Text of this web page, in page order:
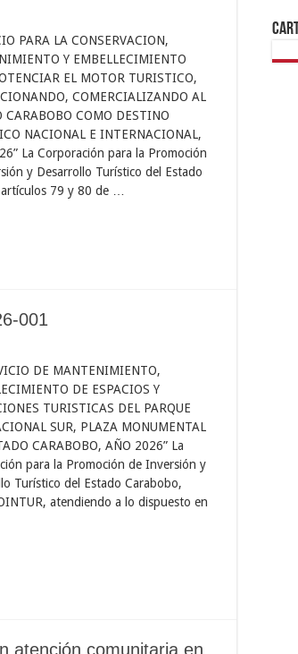
PARA LA CONSERVACION,
Y EMBELLECIMIENTO
EL MOTOR TURISTICO,
COMERCIALIZANDO AL
CARABOBO COMO DESTINO
NACIONAL E INTERNACIONAL,
La Corporación para la Promoción
y Desarrollo Turístico del Estado
79 y 80 de …
001
DE MANTENIMIENTO,
DE ESPACIOS Y
TURISTICAS DEL PARQUE
SUR, PLAZA MONUMENTAL
CARABOBO, AÑO 2026” La
para la Promoción de Inversión y
Turístico del Estado Carabobo,
atendiendo a lo dispuesto en
atención comunitaria en